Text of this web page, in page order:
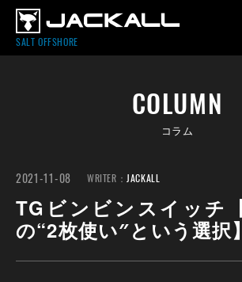
SALT OFFSHORE
COLUMN
コラム
2021-11-08 WRITER：JACKALL
TGビンビンスイッチ
の“2枚使い″という選択】